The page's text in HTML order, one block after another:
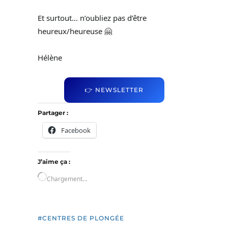
Et surtout… n’oubliez pas d’être
heureux/heureuse 🤗
Hélène
👉 NEWSLETTER
Partager :
Facebook
J’aime ça :
Chargement…
CENTRES DE PLONGÉE